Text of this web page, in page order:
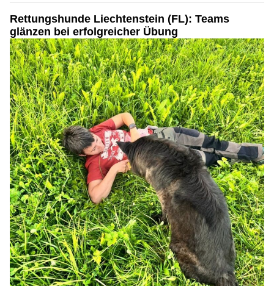
Rettungshunde Liechtenstein (FL): Teams
glänzen bei erfolgreicher Übung